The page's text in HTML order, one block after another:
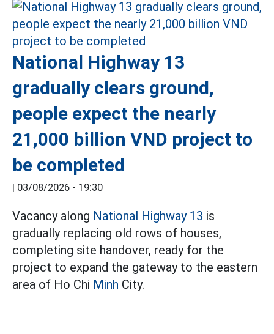
National Highway 13
gradually clears ground,
people expect the nearly
21,000 billion VND project to
be completed
| 03/08/2026 - 19:30
Vacancy along National Highway 13 is
gradually replacing old rows of houses,
completing site handover, ready for the
project to expand the gateway to the eastern
area of Ho Chi Minh City.